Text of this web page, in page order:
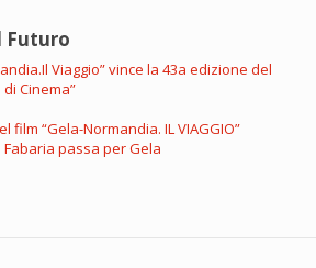
Futuro
Viaggio” vince la 43a edizione del
Cinema”
film “Gela-Normandia. IL VIAGGIO”
Fabaria passa per Gela